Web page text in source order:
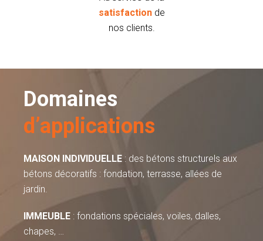
satisfactionde
nos clients.
Domaines
d’applications
MAISON INDIVIDUELLE : des bétons structurels aux
bétons décoratifs : fondation, terrasse, allées de
jardin.
IMMEUBLE : fondations spéciales, voiles, dalles,
chapes, …